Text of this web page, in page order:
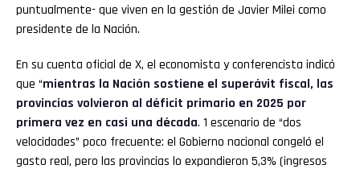
puntualmente- que viven en la gestión de Javier Milei como
presidente de la Nación.
En su cuenta oficial de X, el economista y conferencista indicó
que “mientras la Nación sostiene el superávit fiscal, las
provincias volvieron al déficit primario en 2025 por
primera vez en casi una década. 1 escenario de “dos
velocidades” poco frecuente: el Gobierno nacional congeló el
gasto real, pero las provincias lo expandieron 5,3% (ingresos